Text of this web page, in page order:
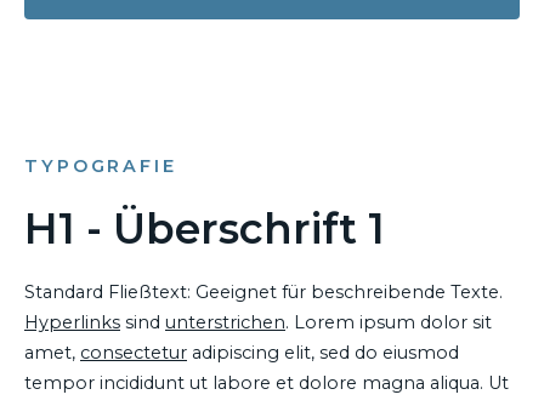
TYPOGRAFIE
H1 - Überschrift 1
Standard Fließtext: Geeignet für beschreibende Texte.
Hyperlinks sind unterstrichen. Lorem ipsum dolor sit
amet, consectetur adipiscing elit, sed do eiusmod
tempor incididunt ut labore et dolore magna aliqua. Ut